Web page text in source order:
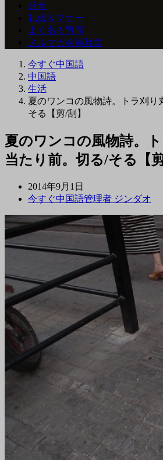
発音
礼儀＆マナー
よくある質問
メルマガ会員募集
今すぐ中国語
中国語
生活
夏のワンコの風物詩。トラ刈り
そる【剪/刮】
夏のワンコの風物詩。
当たり前。切る/そる【剪
2014年9月1日
今すぐ中国語管理者 ジンダオ